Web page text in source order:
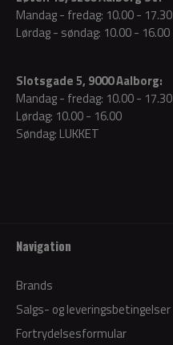
Mandag - fredag: 10.00 - 17.30
Lørdag - søndag: 10.00 - 16.00
Slotsgade 5, 9000 Aalborg:
Mandag - fredag: 10.00 - 17.30
Lørdag: 10.00 - 16.00
Søndag: LUKKET
Navigation
Brands
Salgs- og leveringsbetingelser
Fortrydelsesformular